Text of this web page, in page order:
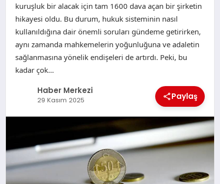
TEKNOLOJI
kuruşluk bir alacak için tam 1600 dava açan bir şirketin
hikayesi oldu. Bu durum, hukuk sisteminin nasıl
kullanıldığına dair önemli soruları gündeme getirirken,
aynı zamanda mahkemelerin yoğunluğuna ve adaletin
sağlanmasına yönelik endişeleri de artırdı. Peki, bu
kadar çok…
Haber Merkezi
29 Kasım 2025 Paylaş